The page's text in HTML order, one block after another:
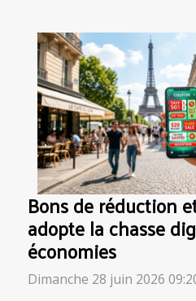
Bons de réduction
adopte la chasse
économies
Dimanche 28 juin 2026